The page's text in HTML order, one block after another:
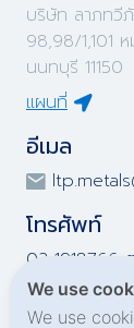
บริษัท ลาภท
98,98/1,101
นนทบุรี 11150
แผนที่
อีเมล
โทรศัพท์
02-1918766
02-1918767 ต่
02-1919695
We use
We use